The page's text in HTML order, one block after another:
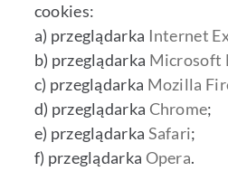
cookies:
a) przeglądarka Internet
b) przeglądarka Microsoft
c) przeglądarka Mozilla
d) przeglądarka Chrome;
e) przeglądarka Safari;
f) przeglądarka Opera.